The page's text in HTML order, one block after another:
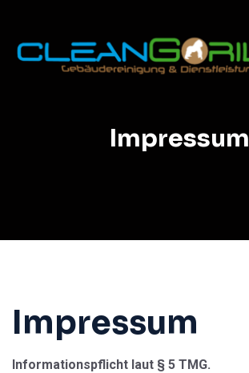
Impressum
Impressum
Informationspflicht laut § 5 TMG.